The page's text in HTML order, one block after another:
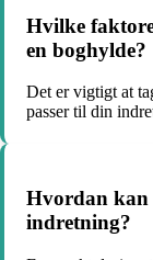
Hvilke
en boghylde?
Det er vigtigt at
passer til din
Hvordan kan
indretning?